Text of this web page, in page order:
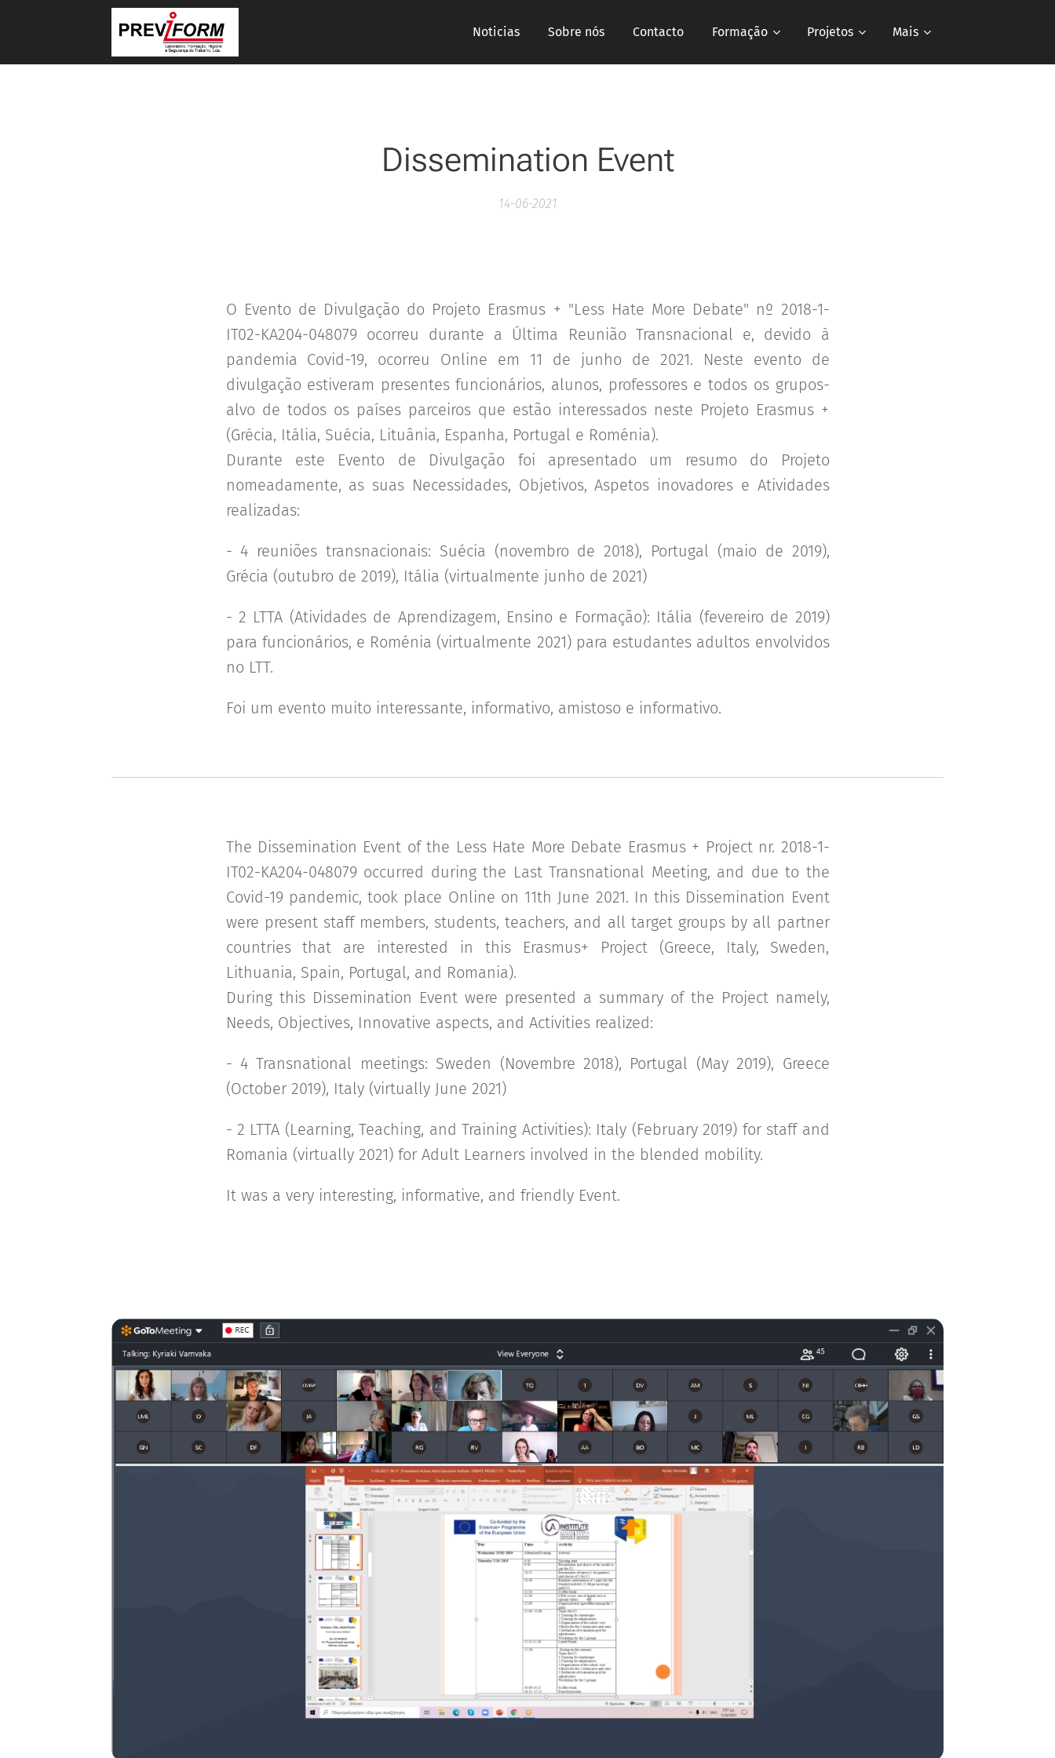
Noticias Sobre nós Contacto Formação Projetos Mais
Dissemination Event
14-06-2021
O Evento de Divulgação do Projeto Erasmus + "Less Hate More Debate" nº 2018-1-
IT02-KA204-048079 ocorreu durante a Última Reunião Transnacional e, devido à
pandemia Covid-19, ocorreu Online em 11 de junho de 2021. Neste evento de
divulgação estiveram presentes funcionários, alunos, professores e todos os grupos-
alvo de todos os países parceiros que estão interessados neste Projeto Erasmus +
(Grécia, Itália, Suécia, Lituânia, Espanha, Portugal e Roménia).
Durante este Evento de Divulgação foi apresentado um resumo do Projeto
nomeadamente, as suas Necessidades, Objetivos, Aspetos inovadores e Atividades
realizadas:
- 4 reuniões transnacionais: Suécia (novembro de 2018), Portugal (maio de 2019),
Grécia (outubro de 2019), Itália (virtualmente junho de 2021)
- 2 LTTA (Atividades de Aprendizagem, Ensino e Formação): Itália (fevereiro de 2019)
para funcionários, e Roménia (virtualmente 2021) para estudantes adultos envolvidos
no LTT.
Foi um evento muito interessante, informativo, amistoso e informativo.
The Dissemination Event of the Less Hate More Debate Erasmus + Project nr. 2018-1-
IT02-KA204-048079 occurred during the Last Transnational Meeting, and due to the
Covid-19 pandemic, took place Online on 11th June 2021. In this Dissemination Event
were present staff members, students, teachers, and all target groups by all partner
countries that are interested in this Erasmus+ Project (Greece, Italy, Sweden,
Lithuania, Spain, Portugal, and Romania).
During this Dissemination Event were presented a summary of the Project namely,
Needs, Objectives, Innovative aspects, and Activities realized:
- 4 Transnational meetings: Sweden (Novembre 2018), Portugal (May 2019), Greece
(October 2019), Italy (virtually June 2021)
- 2 LTTA (Learning, Teaching, and Training Activities): Italy (February 2019) for staff and
Romania (virtually 2021) for Adult Learners involved in the blended mobility.
It was a very interesting, informative, and friendly Event.